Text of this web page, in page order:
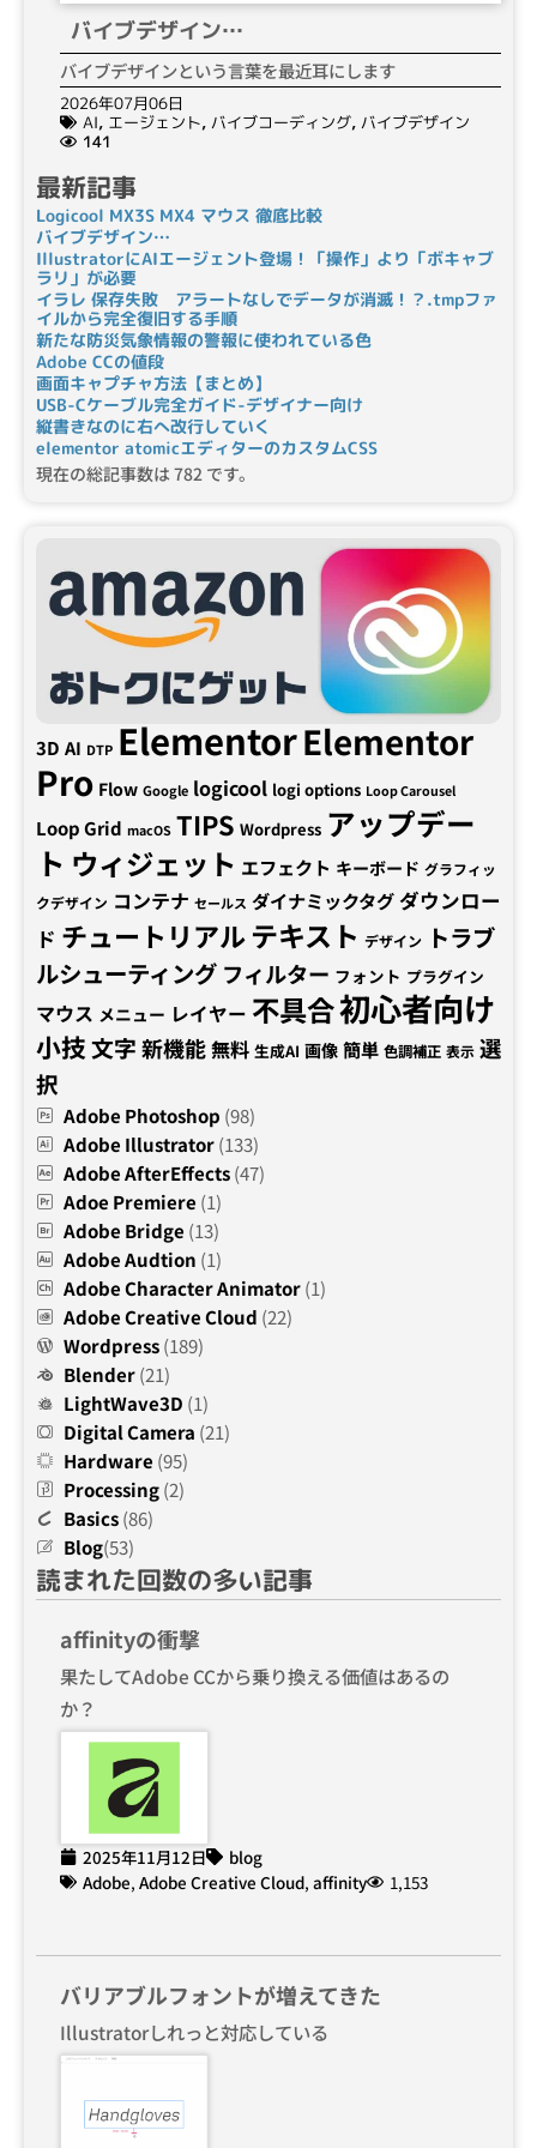
バイブデザイン…
バイブデザインという言葉を最近耳にします
2026年07月06日
AI, エージェント, バイブコーディング, バイブデザイン
141
最新記事
Logicool MX3S MX4 マウス 徹底比較
バイブデザイン…
IllustratorにAIエージェント登場！「操作」より「ボキャブ
ラリ」が必要
イラレ 保存失敗 アラートなしでデータが消滅！？.tmpファ
イルから完全復旧する手順
新たな防災気象情報の警報に使われている色
Adobe CCの値段
画面キャプチャ方法【まとめ】
USB-Cケーブル完全ガイド-デザイナー向け
縦書きなのに右へ改行していく
elementor atomicエディターのカスタムCSS
現在の総記事数は 782 です。
3D AI DTP ElementorElementor
Pro Flow Google logicool logi options Loop Carousel
Loop Grid macOS TIPS Wordpress アップデー
ト ウィジェット エフェクト キーボード グラフィッ
クデザイン コンテナ セールス ダイナミックタグダウンロー
ド チュートリアルテキスト デザイン トラブ
ルシューティング フィルター フォント プラグイン
マウス メニュー レイヤー 不具合初心者向け
小技文字新機能無料 生成AI 画像 簡単 色調補正 表示 選
択
Adobe Photoshop (98)
Adobe Illustrator(133)
Adobe AfterEffects(47)
Adoe Premiere (1)
Adobe Bridge (13)
Adobe Audtion (1)
Adobe Character Animator(1)
Adobe Creative Cloud (22)
Wordpress(189)
Blender(21)
LightWave3D (1)
Digital Camera (21)
Hardware (95)
Processing(2)
Basics(86)
Blog(53)
読まれた回数の多い記事
affinityの衝撃
果たしてAdobe CCから乗り換える価値はあるの
か？
2025年11月12日
blog
Adobe, Adobe Creative Cloud, affinity 1,153
バリアブルフォントが増えてきた
Illustratorしれっと対応している